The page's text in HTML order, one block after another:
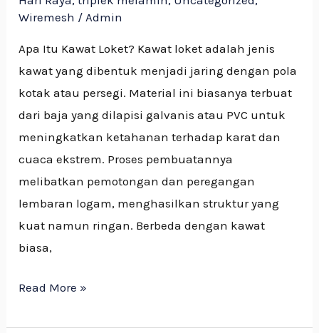
Wiremesh / Admin
Apa Itu Kawat Loket? Kawat loket adalah jenis
kawat yang dibentuk menjadi jaring dengan pola
kotak atau persegi. Material ini biasanya terbuat
dari baja yang dilapisi galvanis atau PVC untuk
meningkatkan ketahanan terhadap karat dan
cuaca ekstrem. Proses pembuatannya
melibatkan pemotongan dan peregangan
lembaran logam, menghasilkan struktur yang
kuat namun ringan. Berbeda dengan kawat
biasa,
Read More »